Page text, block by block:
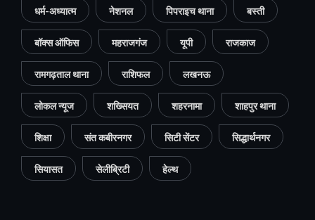
धर्म-अध्यात्म नेशनल पिपराइच थाना बस्ती
बॉक्स ऑफिस महराजगंज यूपी राजकाज
रामगढ़ताल थाना राशिफल लखनऊ
लोकल न्यूज शख्सियत शहरनामा शाहपुर थाना
शिक्षा संत कबीरनगर सिटी सेंटर सिद्धार्थनगर
सियासत सेलीब्रिटी हेल्थ